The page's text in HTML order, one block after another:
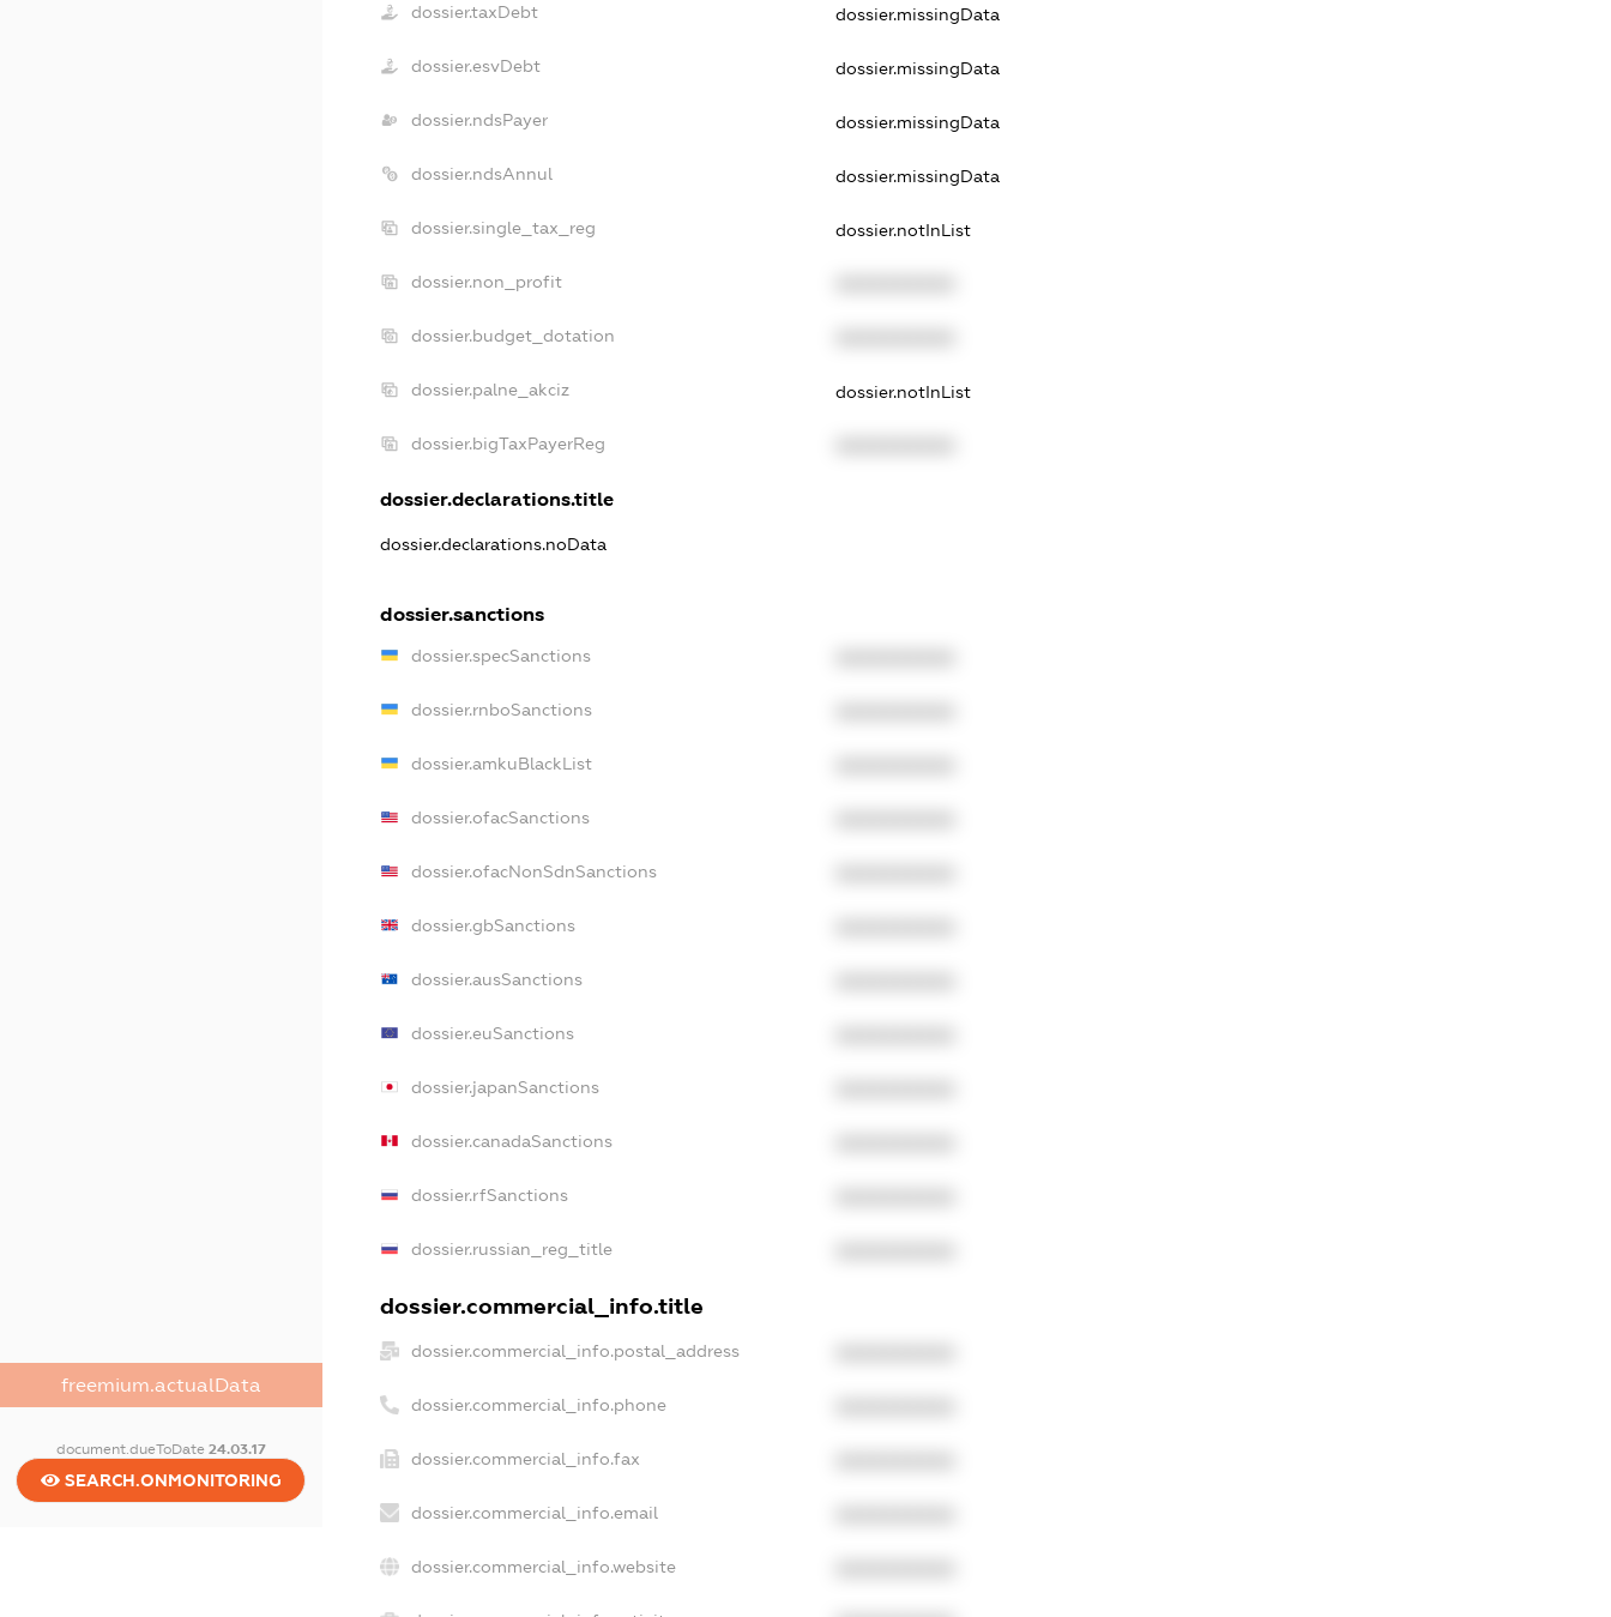
freemium.actualData
document.dueToDate 24.03.17
SEARCH.ONMONITORING
dossier.taxDebt dossier.missingData
dossier.esvDebt dossier.missingData
dossier.ndsPayer dossier.missingData
dossier.ndsAnnul dossier.missingData
dossier.single_tax_reg dossier.notInList
dossier.non_profit
dossier.budget_dotation
dossier.palne_akciz dossier.notInList
dossier.bigTaxPayerReg
dossier.declarations.title
dossier.declarations.noData
dossier.sanctions
dossier.specSanctions
dossier.rnboSanctions
dossier.amkuBlackList
dossier.ofacSanctions
dossier.ofacNonSdnSanctions
dossier.gbSanctions
dossier.ausSanctions
dossier.euSanctions
dossier.japanSanctions
dossier.canadaSanctions
dossier.rfSanctions
dossier.russian_reg_title
dossier.commercial_info.title
dossier.commercial_info.postal_address
dossier.commercial_info.phone
dossier.commercial_info.fax
dossier.commercial_info.email
dossier.commercial_info.website